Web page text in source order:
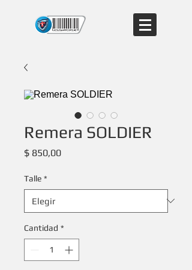
Remera SOLDIER
$ 850,00Precio
Talle *
Cantidad *